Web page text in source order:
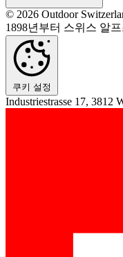
© 2026 Outdoor
1898년부터 스위스 알
쿠키 설정
Industriestrasse 17, 3812